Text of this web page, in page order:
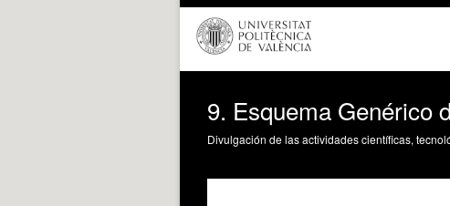
9. Esquema Genérico
Divulgación de las actividades científicas,